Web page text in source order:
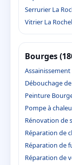
Serrurier La
Vitrier La
Bourges
Débouchage
Peinture
Pompe à
Rénovation de
Réparation de
Réparation de
Réparation de